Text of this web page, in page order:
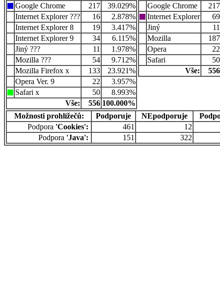
Google Chrome
217
39.029%
Internet Explorer ???
16
2.878%
Internet Explorer 8
19
3.417%
Internet Explorer 9
34
6.115%
Jiný ???
11
1.978%
Mozilla ???
54
9.712%
Mozilla Firefox x
133
23.921%
Opera Ver. 9
22
3.957%
Safari x
50
8.993%
Vše:
556 100.000%
Google Chrome
217
Internet Explorer
69
Jiný
11
Mozilla
187
Opera
22
Safari
50
Vše:
556
Možnosti prohlížečů: Podporuje NEpodporuje
Podpora 'Cookies': 461
12
Podpora 'Java': 151 322